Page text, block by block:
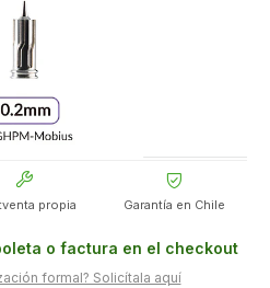
propia Garantía en Chile
o factura en el checkout
formal? Solicítala aquí